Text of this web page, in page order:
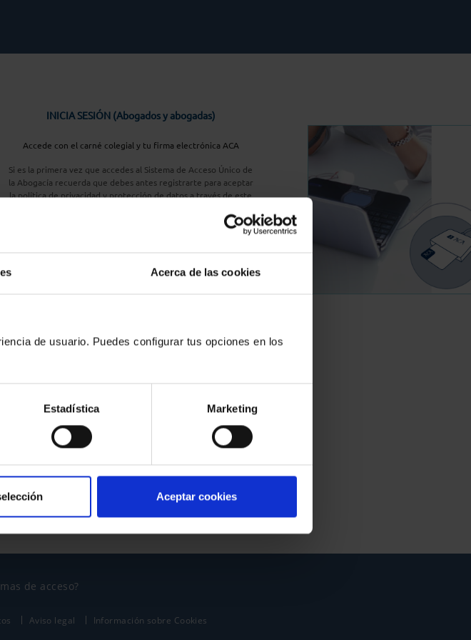
Acerca de las cookies
de usuario. Puedes configurar tus opciones en los
Estadística Marketing
Aceptar cookies
INICIA SESIÓN (Abogados y abogadas)
Accede con el carné colegial y tu firma electrónica ACA
Si es la primera vez que accedes al Sistema de Acceso Único de
la Abogacía recuerda que debes antes registrarte para aceptar
la política de privacidad y protección de datos a través de este
Entrar con ACA Plus
del servicio
de acceso?
Aviso legal Información sobre Cookies